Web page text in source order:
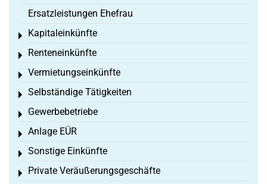
Ersatzleistungen Ehefrau
Kapitaleinkünfte
Toggle menu
Renteneinkünfte
Toggle menu
Vermietungseinkünfte
Toggle menu
Selbständige Tätigkeiten
Toggle menu
Gewerbebetriebe
Toggle menu
Anlage EÜR
Toggle menu
Sonstige Einkünfte
Toggle menu
Private Veräußerungsgeschäfte
Toggle menu